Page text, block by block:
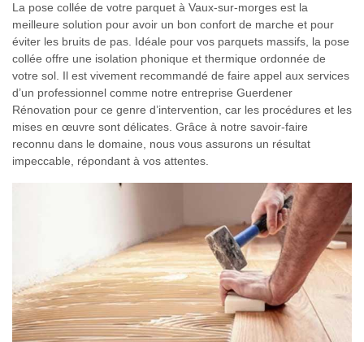
La pose collée de votre parquet à Vaux-sur-morges est la
meilleure solution pour avoir un bon confort de marche et pour
éviter les bruits de pas. Idéale pour vos parquets massifs, la pose
collée offre une isolation phonique et thermique ordonnée de
votre sol. Il est vivement recommandé de faire appel aux services
d’un professionnel comme notre entreprise Guerdener
Rénovation pour ce genre d’intervention, car les procédures et les
mises en œuvre sont délicates. Grâce à notre savoir-faire
reconnu dans le domaine, nous vous assurons un résultat
impeccable, répondant à vos attentes.